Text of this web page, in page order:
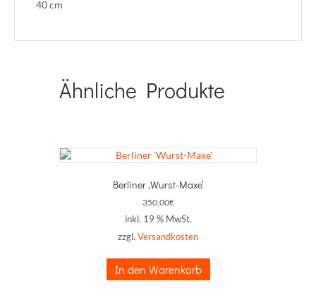
40 cm
Ähnliche Produkte
Berliner ‚Wurst-Maxe‘
350,00€
inkl. 19 % MwSt.
zzgl. Versandkosten
In den Warenkorb